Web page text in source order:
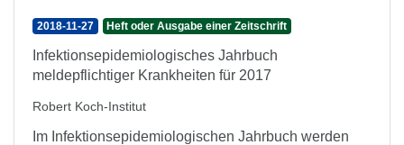
2018-11-27 Heft oder Ausgabe einer Zeitschrift
Infektionsepidemiologisches Jahrbuch
meldepflichtiger Krankheiten für 2017
Robert Koch-Institut
Im Infektionsepidemiologischen Jahrbuch werden